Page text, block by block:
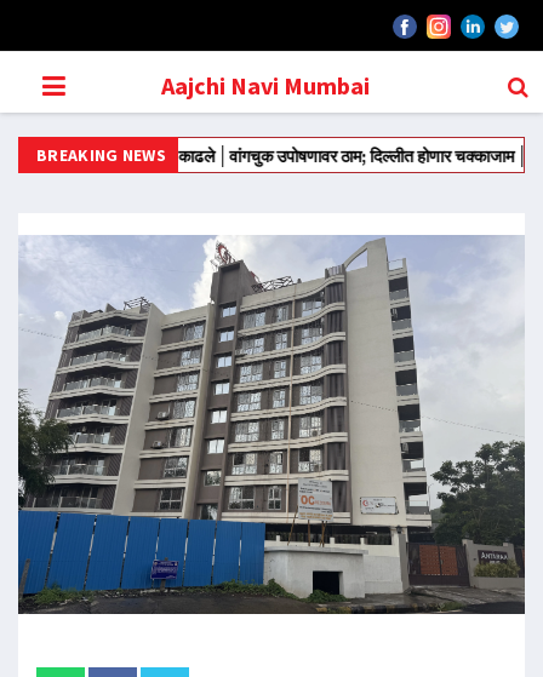
Aajchi Navi Mumbai
BREAKING NEWS
आंदोलन मोडीत काढले वांगचुक उपोषणावर ठाम; दिल्लीत होणार चक्काजाम राज्याच्या